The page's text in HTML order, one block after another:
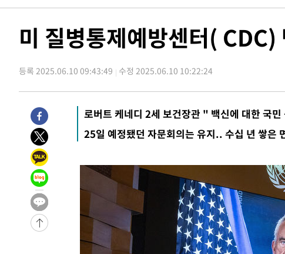
-14102초 전 >[속보]종합특검, '계엄 수용공간 확보' 신용해 前교정본부장 기
-12946초 전 >11시간 압수수색에 성접대 파문까지…'쑥대밭' 된 축구협회
병태 후임
-8326초 전 >[속보]국힘 윤리위, '돌려차기 발언' 진종오·서범수 징계 절차 개시
-3651초 전 >[속보] 7월 중국 수출 23.9%↑ 수입 27.5%↑…무역총액
-811초 전 >
[속보]'채상병 순직 책임' 임성근, 항소심도 징역 3년
-677초 전 >
[속보]종합특검, '관저이전 봐주기 감사' 유병호 구속기소
45분 전 >
민주 콩고 에볼라환자 4천명 돌파, 4053명 발생 1850명 사망
-25163초 전 >
-25127초 전 >
[속보]이 대통령, '호우피해' 안동·의성 관할 4개 면 특별재난
선포
-25090초 전 >
[단독]중수청 지원 검사들, 정원 초과 시 낮은 계급 임용…희망
갈 수도
-23061초 전 >
낮 최고 37도 찜통더위…곳곳 소나기·강원 많은 비[내일날씨]
-21367초 전 >
SK하이닉스, 용인·청주 팹에 54조 투자…"AI 메모리 수요 선
여자배구 이재영·이다영 자매, 아제르바이잔 투란VC 입단
미 질병통제예방센터(
등록 2025.06.10 09:43:49 수정 2025.06.10 10:22:24
로버트 케네디 2세 보건장관 " 백신에 대한 국
25일 예정됐던 자문회의는 유지.. 수십 년 쌓은